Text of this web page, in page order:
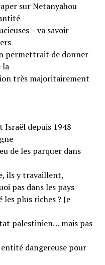
sur Netanyahou
– va savoir
permettrait de donner
la
très majoritairement
Israël depuis 1948
de les parquer dans
ils y travaillent,
pas dans les pays
plus riches ? Je
palestinien… mais pas
dangereuse pour